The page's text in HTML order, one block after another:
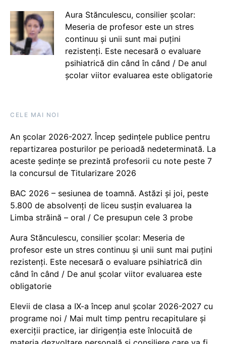
Aura Stănculescu, consilier școlar:
Meseria de profesor este un stres
continuu și unii sunt mai puțini
rezistenți. Este necesară o evaluare
psihiatrică din când în când / De anul
școlar viitor evaluarea este obligatorie
CELE MAI NOI
An școlar 2026-2027. Încep ședințele publice pentru
repartizarea posturilor pe perioadă nedeterminată. La
aceste ședințe se prezintă profesorii cu note peste 7
la concursul de Titularizare 2026
BAC 2026 – sesiunea de toamnă. Astăzi și joi, peste
5.800 de absolvenți de liceu susțin evaluarea la
Limba străină – oral / Ce presupun cele 3 probe
Aura Stănculescu, consilier școlar: Meseria de
profesor este un stres continuu și unii sunt mai puțini
rezistenți. Este necesară o evaluare psihiatrică din
când în când / De anul școlar viitor evaluarea este
obligatorie
Elevii de clasa a IX-a încep anul școlar 2026-2027 cu
programe noi / Mai mult timp pentru recapitulare și
exerciții practice, iar dirigenția este înlocuită de